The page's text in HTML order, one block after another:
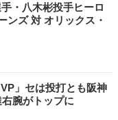
・八木彬投手ヒーロ
ンズ 対 オリックス・
」セは投打とも阪神
腕がトップに